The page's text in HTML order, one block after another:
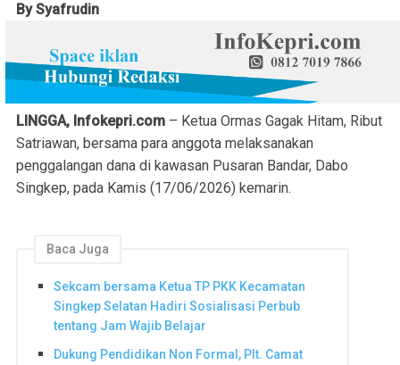
By Syafrudin
LINGGA, Infokepri.com – Ketua Ormas Gagak Hitam, Ribut
Satriawan, bersama para anggota melaksanakan
penggalangan dana di kawasan Pusaran Bandar, Dabo
Singkep, pada Kamis (17/06/2026) kemarin.
Baca Juga
Sekcam bersama Ketua TP PKK Kecamatan
Singkep Selatan Hadiri Sosialisasi Perbub
tentang Jam Wajib Belajar
Dukung Pendidikan Non Formal, Plt. Camat